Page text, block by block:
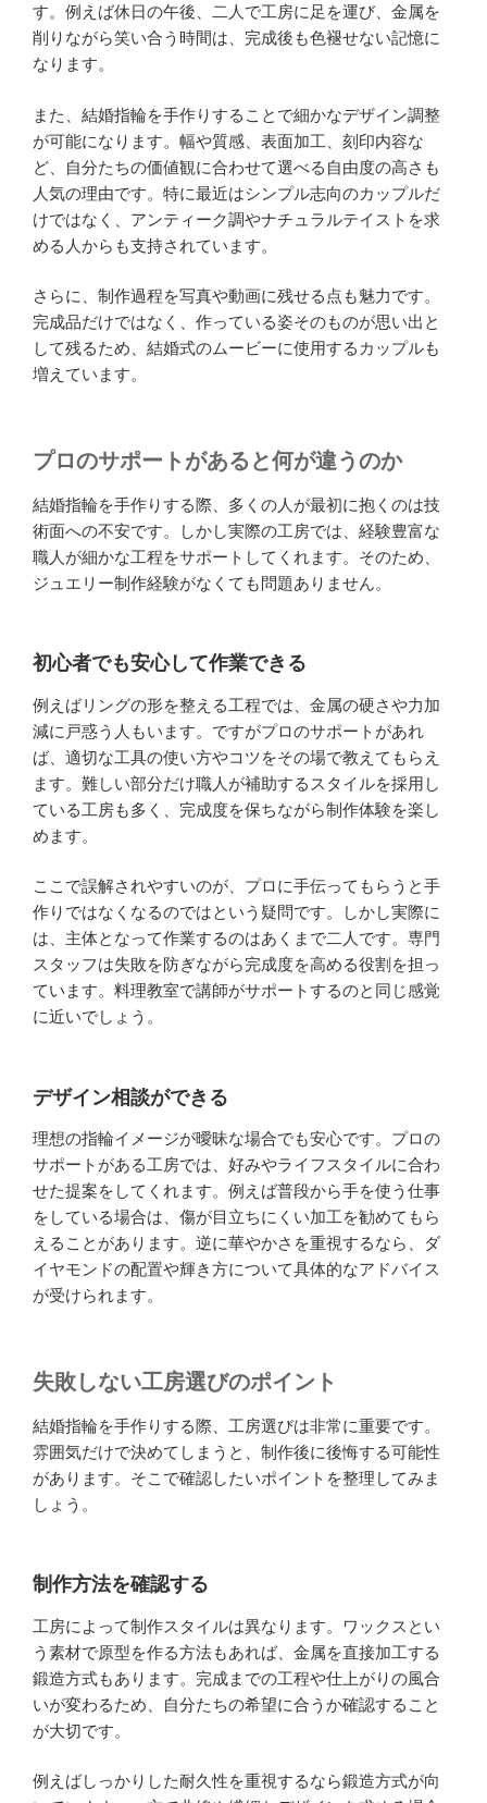
す。例えば休日の午後、二人で工房に足を運び、金属を
削りながら笑い合う時間は、完成後も色褪せない記憶に
なります。
また、結婚指輪を手作りすることで細かなデザイン調整
が可能になります。幅や質感、表面加工、刻印内容な
ど、自分たちの価値観に合わせて選べる自由度の高さも
人気の理由です。特に最近はシンプル志向のカップルだ
けではなく、アンティーク調やナチュラルテイストを求
める人からも支持されています。
さらに、制作過程を写真や動画に残せる点も魅力です。
完成品だけではなく、作っている姿そのものが思い出と
して残るため、結婚式のムービーに使用するカップルも
増えています。
プロのサポートがあると何が違うのか
結婚指輪を手作りする際、多くの人が最初に抱くのは技
術面への不安です。しかし実際の工房では、経験豊富な
職人が細かな工程をサポートしてくれます。そのため、
ジュエリー制作経験がなくても問題ありません。
初心者でも安心して作業できる
例えばリングの形を整える工程では、金属の硬さや力加
減に戸惑う人もいます。ですがプロのサポートがあれ
ば、適切な工具の使い方やコツをその場で教えてもらえ
ます。難しい部分だけ職人が補助するスタイルを採用し
ている工房も多く、完成度を保ちながら制作体験を楽し
めます。
ここで誤解されやすいのが、プロに手伝ってもらうと手
作りではなくなるのではという疑問です。しかし実際に
は、主体となって作業するのはあくまで二人です。専門
スタッフは失敗を防ぎながら完成度を高める役割を担っ
ています。料理教室で講師がサポートするのと同じ感覚
に近いでしょう。
デザイン相談ができる
理想の指輪イメージが曖昧な場合でも安心です。プロの
サポートがある工房では、好みやライフスタイルに合わ
せた提案をしてくれます。例えば普段から手を使う仕事
をしている場合は、傷が目立ちにくい加工を勧めてもら
えることがあります。逆に華やかさを重視するなら、ダ
イヤモンドの配置や輝き方について具体的なアドバイス
が受けられます。
失敗しない工房選びのポイント
結婚指輪を手作りする際、工房選びは非常に重要です。
雰囲気だけで決めてしまうと、制作後に後悔する可能性
があります。そこで確認したいポイントを整理してみま
しょう。
制作方法を確認する
工房によって制作スタイルは異なります。ワックスとい
う素材で原型を作る方法もあれば、金属を直接加工する
鍛造方式もあります。完成までの工程や仕上がりの風合
いが変わるため、自分たちの希望に合うか確認すること
が大切です。
例えばしっかりした耐久性を重視するなら鍛造方式が向